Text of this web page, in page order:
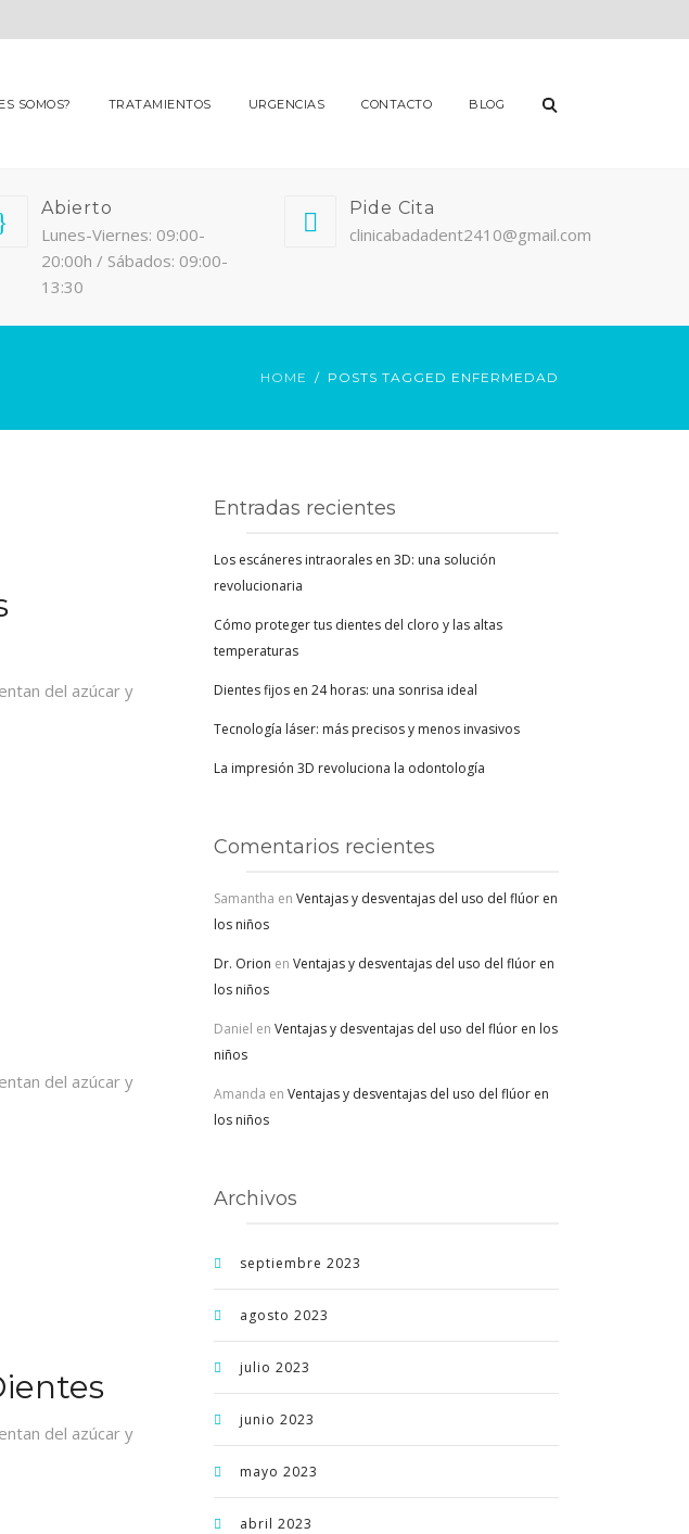
SOMOS? TRATAMIENTOS URGENCIAS CONTACTO BLOG
Abierto
Lunes-Viernes: 09:00-
20:00h / Sábados: 09:00-
13:30
Pide Cita
clinicabadadent2410@gmail.com
HOME POSTS TAGGED ENFERMEDAD
del azúcar y
del azúcar y
del azúcar y
Entradas recientes
Los escáneres intraorales en 3D: una solución
revolucionaria
Cómo proteger tus dientes del cloro y las altas
temperaturas
Dientes fijos en 24 horas: una sonrisa ideal
Tecnología láser: más precisos y menos invasivos
La impresión 3D revoluciona la odontología
Comentarios recientes
Samantha en Ventajas y desventajas del uso del flúor en
los niños
Dr. Orion en Ventajas y desventajas del uso del flúor en
los niños
Daniel en Ventajas y desventajas del uso del flúor en los
niños
Amanda en Ventajas y desventajas del uso del flúor en
los niños
Archivos
septiembre 2023
agosto 2023
julio 2023
junio 2023
mayo 2023
abril 2023